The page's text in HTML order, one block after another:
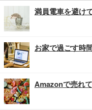
満員電車を避け
お家で過ごす時
Amazonで売れ